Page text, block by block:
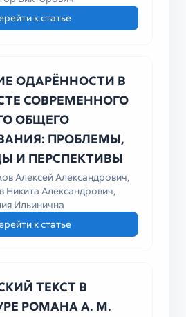
к статье
ОДАРЁННОСТИ В
СОВРЕМЕННОГО
ОБЩЕГО
ПРОБЛЕМЫ,
И ПЕРСПЕКТИВЫ
Алексей Александрович,
Никита Александрович,
Ильинична
к статье
ТЕКСТ В
РОМАНА А. М.